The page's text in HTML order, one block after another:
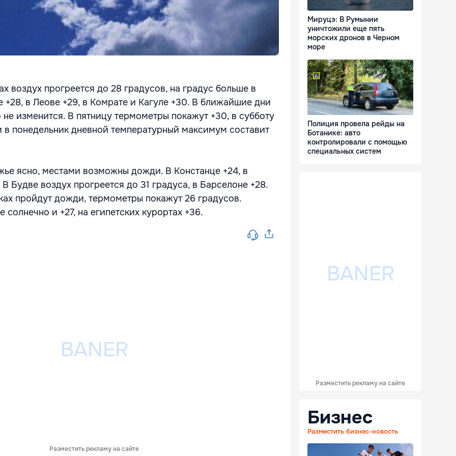
воздух прогреется до 28 градусов, на градус больше в
+28, в Леове +29, в Комрате и Кагуле +30. В ближайшие дни
изменится. В пятницу термометры покажут +30, в субботу
в понедельник дневной температурный максимум составит
ясно, местами возможны дожди. В Констанце +24, в
Будве воздух прогреется до 31 градуса, в Барселоне +28.
пройдут дожди, термометры покажут 26 градусов.
и +27, на египетских курортах +36.
Разместить рекламу на сайте
Мируцэ: В Румынии
уничтожили еще пять
морских дронов в Черном
море
Полиция провела рейды на
Ботанике: авто
контролировали с помощью
специальных систем
Разместить рекламу на сайте
Бизнес
Разместить бизнес-новость